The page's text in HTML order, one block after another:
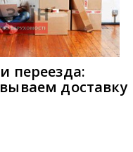
переезда:
доставку